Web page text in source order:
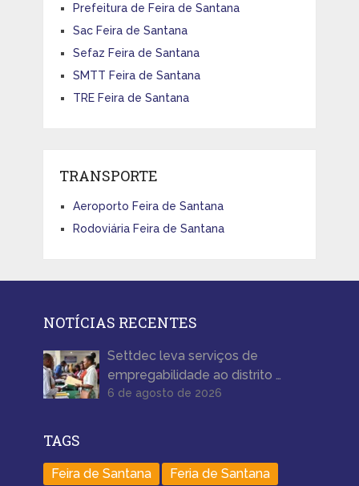
Prefeitura de Feira de Santana
Sac Feira de Santana
Sefaz Feira de Santana
SMTT Feira de Santana
TRE Feira de Santana
TRANSPORTE
Aeroporto Feira de Santana
Rodoviária Feira de Santana
NOTÍCIAS RECENTES
Settdec leva serviços de
empregabilidade ao distrito …
6 de agosto de 2026
TAGS
Feira de Santana Feria de Santana